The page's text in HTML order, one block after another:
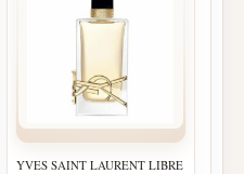
YVES SAINT LAURENT LIBRE